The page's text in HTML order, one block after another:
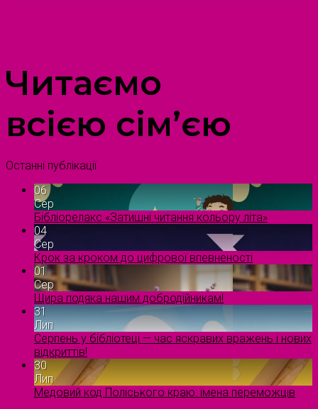
Читаємо
всією сім’єю
Останні публікації
06
Сер
Бібліорелакс «Затишні читання кольору літа»
04
Сер
Крок за кроком до цифрової впевненості
01
Сер
Щира подяка нашим добродійникам!
31
Лип
Серпень у бібліотеці — час яскравих вражень і нових
відкриттів!
30
Лип
Медовий код Поліського краю: імена переможців